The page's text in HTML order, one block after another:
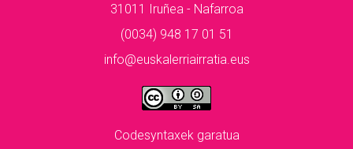
31011 Iruñea - Nafarroa
(0034) 948 17 01 51
info@euskalerriairratia.eus
Codesyntaxek garatua